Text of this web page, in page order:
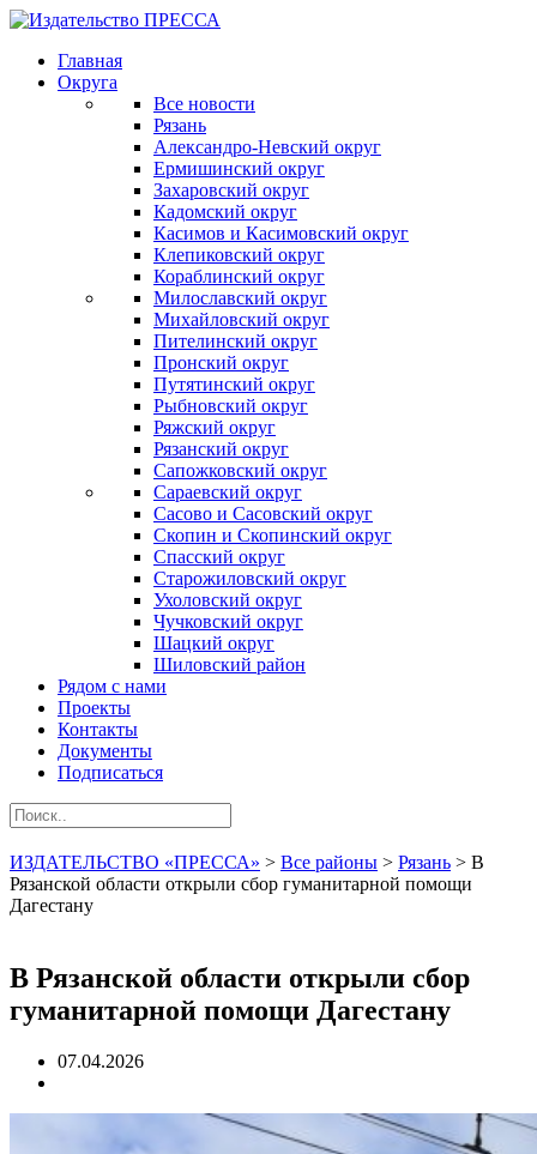
Главная
Округа
Все новости
Рязань
Александро-Невский округ
Ермишинский округ
Захаровский округ
Кадомский округ
Касимов и Касимовский округ
Клепиковский округ
Кораблинский округ
Милославский округ
Михайловский округ
Пителинский округ
Пронский округ
Путятинский округ
Рыбновский округ
Ряжский округ
Рязанский округ
Сапожковский округ
Сараевский округ
Сасово и Сасовский округ
Скопин и Скопинский округ
Спасский округ
Старожиловский округ
Ухоловский округ
Чучковский округ
Шацкий округ
Шиловский район
Рядом с нами
Проекты
Контакты
Документы
Подписаться
ИЗДАТЕЛЬСТВО «ПРЕССА» > Все районы > Рязань > В
Рязанской области открыли сбор гуманитарной помощи
Дагестану
В Рязанской области открыли сбор
гуманитарной помощи Дагестану
07.04.2026